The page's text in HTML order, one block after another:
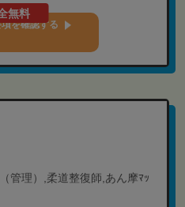
無料
を確認する
管理）,柔道整復師,あん摩ﾏｯ